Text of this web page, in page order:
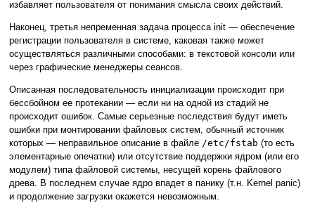
избавляет пользователя от понимания смысла своих действий.
Наконец, третья непременная задача процесса init — обеспечение
регистрации пользователя в системе, каковая также может
осуществляться различными способами: в текстовой консоли или
через графические менеджеры сеансов.
Описанная последовательность инициализации происходит при
бессбойном ее протекании — если ни на одной из стадий не
происходит ошибок. Самые серьезные последствия будут иметь
ошибки при монтировании файловых систем, обычный источник
которых — неправильное описание в файле /etc/fstab (то есть
элементарные опечатки) или отсутствие поддержки ядром (или его
модулем) типа файловой системы, несущей корень файлового
древа. В последнем случае ядро впадет в панику (т.н. Kernel panic)
и продолжение загрузки окажется невозможным.